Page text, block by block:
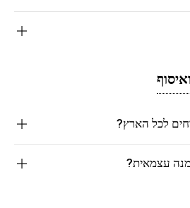
לכל הארץ?
עצמאית?